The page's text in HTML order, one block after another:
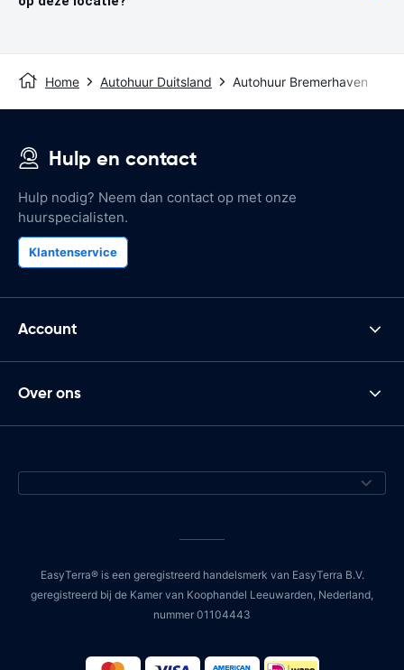
Home Autohuur Duitsland Autohuur Bremerhaven
Hulp en contact
Hulp nodig? Neem dan contact op met onze
huurspecialisten.
Klantenservice
Account
Over ons
EasyTerra® is een geregistreerd handelsmerk van EasyTerra B.V.
geregistreerd bij de Kamer van Koophandel Leeuwarden, Nederland,
nummer 01104443